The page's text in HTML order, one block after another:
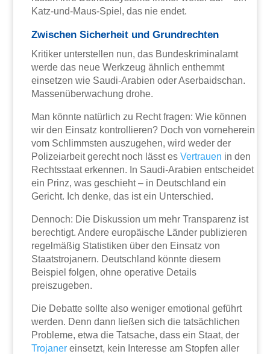
Katz-und-Maus-Spiel, das nie endet.
Zwischen Sicherheit und Grundrechten
Kritiker unterstellen nun, das Bundeskriminalamt
werde das neue Werkzeug ähnlich enthemmt
einsetzen wie Saudi-Arabien oder Aserbaidschan.
Massenüberwachung drohe.
Man könnte natürlich zu Recht fragen: Wie können
wir den Einsatz kontrollieren? Doch von vorneherein
vom Schlimmsten auszugehen, wird weder der
Polizeiarbeit gerecht noch lässt esVertrauen in den
Rechtsstaat erkennen. In Saudi-Arabien entscheidet
ein Prinz, was geschieht – in Deutschland ein
Gericht. Ich denke, das ist ein Unterschied.
Dennoch: Die Diskussion um mehr Transparenz ist
berechtigt. Andere europäische Länder publizieren
regelmäßig Statistiken über den Einsatz von
Staatstrojanern. Deutschland könnte diesem
Beispiel folgen, ohne operative Details
preiszugeben.
Die Debatte sollte also weniger emotional geführt
werden. Denn dann ließen sich die tatsächlichen
Probleme, etwa die Tatsache, dass ein Staat, der
Trojaner einsetzt, kein Interesse am Stopfen aller